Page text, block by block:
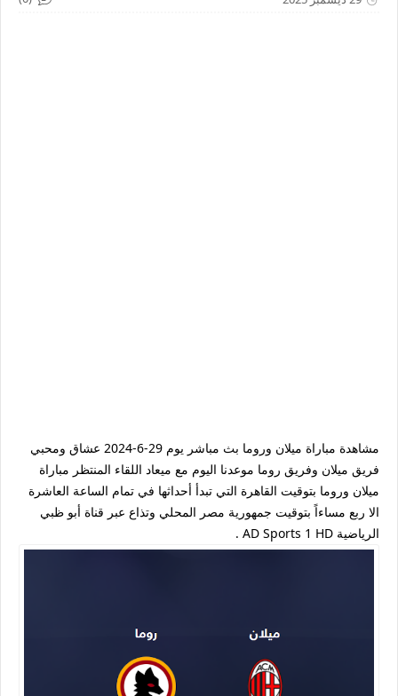
مشاهدة مباراة ميلان وروما بث مباشر يوم 29-6-2024 عشاق ومحبي
فريق ميلان وفريق روما موعدنا اليوم مع ميعاد اللقاء المنتظر مباراة
ميلان وروما بتوقيت القاهرة التي تبدأ أحداثها في تمام الساعة العاشرة
الا ربع مساءاً بتوقيت جمهورية مصر المحلي وتذاع عبر قناة أبو ظبي
الرياضية AD Sports 1 HD .